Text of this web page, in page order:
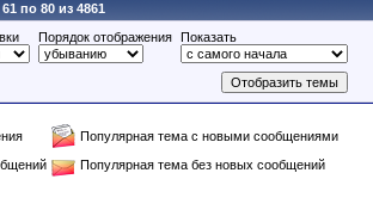
по 80 из 4861
Порядок отображения Показать
Популярная тема с новыми сообщениями
Популярная тема без новых сообщений